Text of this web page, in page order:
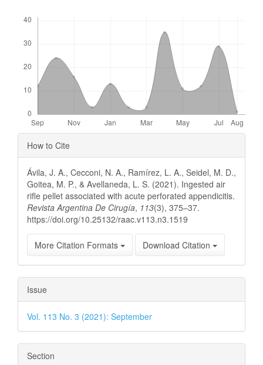
Article
Details
How to Cite
Ávila, J. A., Cecconi, N. A., Ramírez, L. A., Seidel, M. D.,
Goitea, M. P., & Avellaneda, L. S. (2021). Ingested air
rifle pellet associated with acute perforated appendicitis.
Revista Argentina De Cirugía, 113(3), 375–37.
https://doi.org/10.25132/raac.v113.n3.1519
More Citation Formats Download Citation
Issue
Vol. 113 No. 3 (2021): September
Section